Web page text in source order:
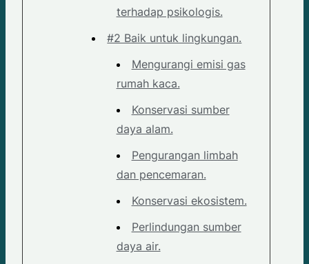
terhadap psikologis.
#2 Baik untuk lingkungan.
Mengurangi emisi gas
rumah kaca.
Konservasi sumber
daya alam.
Pengurangan limbah
dan pencemaran.
Konservasi ekosistem.
Perlindungan sumber
daya air.